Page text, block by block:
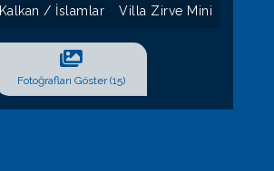
Kalkan / İslamlar Villa Zirve Mini
Fotoğrafları Göster (15)